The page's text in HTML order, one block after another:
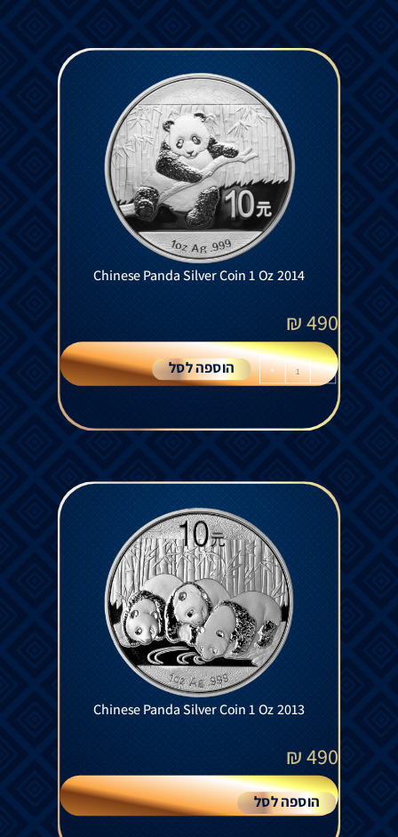
Chinese Panda Silver Coin 1 Oz 2014
490
₪
-
+ הוספה לסל
Chinese Panda Silver Coin 1 Oz 2013
490
₪
הוספה לסל